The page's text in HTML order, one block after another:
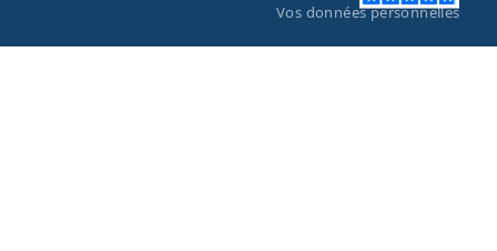
Vos données personnelles